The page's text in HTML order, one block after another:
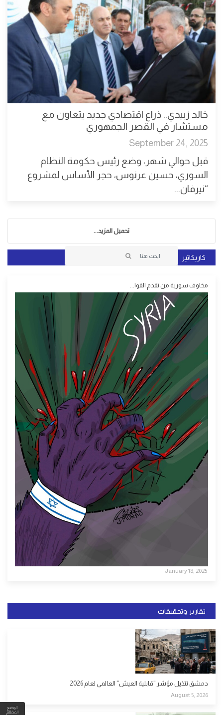
الوضع
المظلم
خالد زبيدي.. ذراع اقتصادي جديد يتعاون مع
مستشار في القصر الجمهوري
September 24, 2025
قبل حوالي شهر، وضع رئيس حكومة النظام
السوري، حسين عرنوس، حجر الأساس لمشروع
“نيرفان...
تحميل المزيد...
كاريكاتير
مخاوف سورية من تقدم القوا...
January 18, 2025
تقارير وتحقيقات
دمشق تتذيل مؤشر "قابلية العيش" العالمي لعام 2026
August 5, 2026